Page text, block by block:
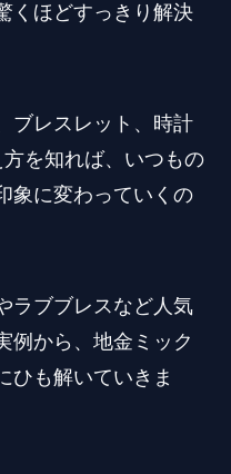
くほどすっきり解決
ブレスレット、時計
を知れば、いつもの
象に変わっていくの
ラブブレスなど人気
例から、地金ミック
ひも解いていきま